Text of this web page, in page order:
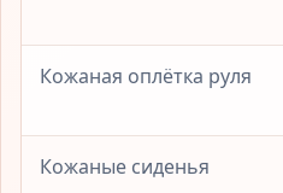
Кожаная оплётка руля
Кожаные сиденья